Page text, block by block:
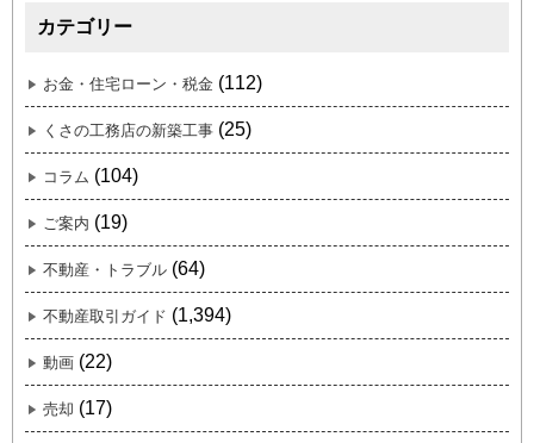
カテゴリー
お金・住宅ローン・税金 (112)
くさの工務店の新築工事 (25)
コラム (104)
ご案内 (19)
不動産・トラブル (64)
不動産取引ガイド (1,394)
動画 (22)
売却 (17)